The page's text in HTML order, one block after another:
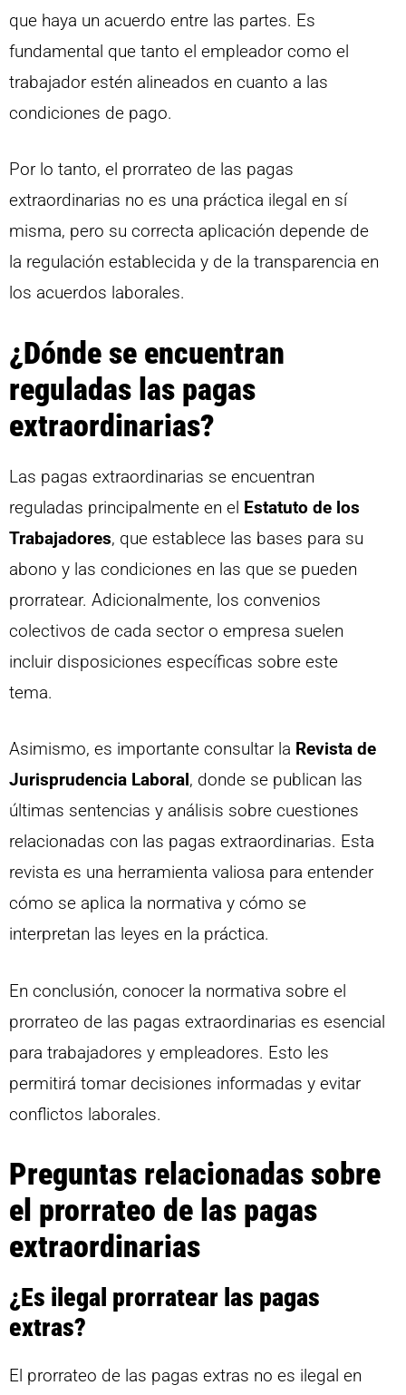
que haya un acuerdo entre las partes. Es
fundamental que tanto el empleador como el
trabajador estén alineados en cuanto a las
condiciones de pago.
Por lo tanto, el prorrateo de las pagas
extraordinarias no es una práctica ilegal en sí
misma, pero su correcta aplicación depende de
la regulación establecida y de la transparencia en
los acuerdos laborales.
¿Dónde se encuentran
reguladas las pagas
extraordinarias?
Las pagas extraordinarias se encuentran
reguladas principalmente en el Estatuto de los
Trabajadores, que establece las bases para su
abono y las condiciones en las que se pueden
prorratear. Adicionalmente, los convenios
colectivos de cada sector o empresa suelen
incluir disposiciones específicas sobre este
tema.
Asimismo, es importante consultar la Revista de
Jurisprudencia Laboral, donde se publican las
últimas sentencias y análisis sobre cuestiones
relacionadas con las pagas extraordinarias. Esta
revista es una herramienta valiosa para entender
cómo se aplica la normativa y cómo se
interpretan las leyes en la práctica.
En conclusión, conocer la normativa sobre el
prorrateo de las pagas extraordinarias es esencial
para trabajadores y empleadores. Esto les
permitirá tomar decisiones informadas y evitar
conflictos laborales.
Preguntas relacionadas sobre
el prorrateo de las pagas
extraordinarias
¿Es ilegal prorratear las pagas
extras?
El prorrateo de las pagas extras no es ilegal en